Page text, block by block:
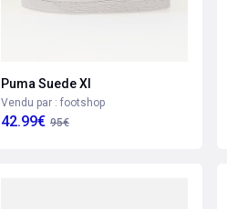
Puma Suede Xl
Vendu par : footshop
42.99€ 95€